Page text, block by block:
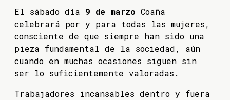
El sábado día 9 de marzo Coaña
celebrará por y para todas las mujeres,
consciente de que siempre han sido una
pieza fundamental de la sociedad, aún
cuando en muchas ocasiones siguen sin
ser lo suficientemente valoradas.
Trabajadores incansables dentro y fuera